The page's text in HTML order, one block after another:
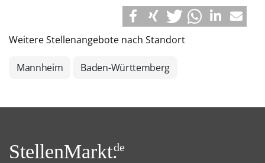
Weitere Stellenangebote nach Standort
Mannheim Baden-Württemberg
StellenMarkt.de